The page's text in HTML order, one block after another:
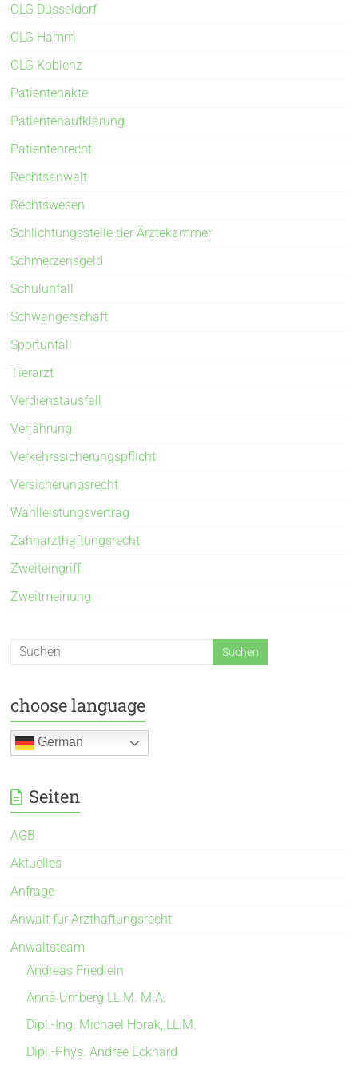
OLG Düsseldorf
OLG Hamm
OLG Koblenz
Patientenakte
Patientenaufklärung
Patientenrecht
Rechtsanwalt
Rechtswesen
Schlichtungsstelle der Ärztekammer
Schmerzensgeld
Schulunfall
Schwangerschaft
Sportunfall
Tierarzt
Verdienstausfall
Verjährung
Verkehrssicherungspflicht
Versicherungsrecht
Wahlleistungsvertrag
Zahnarzthaftungsrecht
Zweiteingriff
Zweitmeinung
choose language
German
Seiten
AGB
Aktuelles
Anfrage
Anwalt für Arzthaftungsrecht
Anwaltsteam
Andreas Friedlein
Anna Umberg LL.M. M.A.
Dipl.-Ing. Michael Horak, LL.M.
Dipl.-Phys. Andree Eckhard